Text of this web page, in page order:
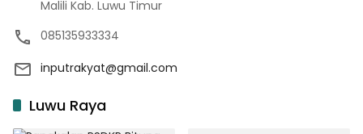
Malili Kab. Luwu Timur
085135933334
inputrakyat@gmail.com
Luwu Raya